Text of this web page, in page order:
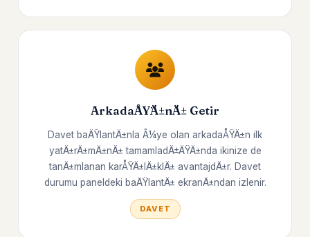
ArkadaÅŸÄ±nÄ± Getir
Davet baÄŸlantÄ±nla Ã¼ye olan arkadaÅŸÄ±n ilk
yatÄ±rÄ±mÄ±nÄ± tamamladÄ±ÄŸÄ±nda ikinize de
tanÄ±mlanan karÅŸÄ±lÄ±klÄ± avantajdÄ±r. Davet
durumu paneldeki baÄŸlantÄ± ekranÄ±ndan izlenir.
DAVET